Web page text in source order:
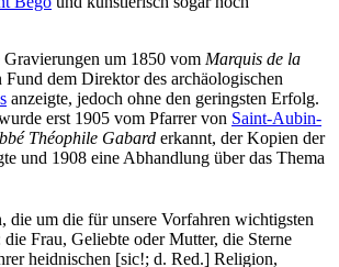
um 1850 vom Marquis de la
Fund dem Direktor des archäologischen
anzeigte, jedoch ohne den geringsten Erfolg.
erst 1905 vom Pfarrer von Saint-Aubin-
Théophile Gabard erkannt, der Kopien der
und 1908 eine Abhandlung über das Thema
die um die für unsere Vorfahren wichtigsten
Frau, Geliebte oder Mutter, die Sterne
heidnischen [sic!; d. Red.] Religion,